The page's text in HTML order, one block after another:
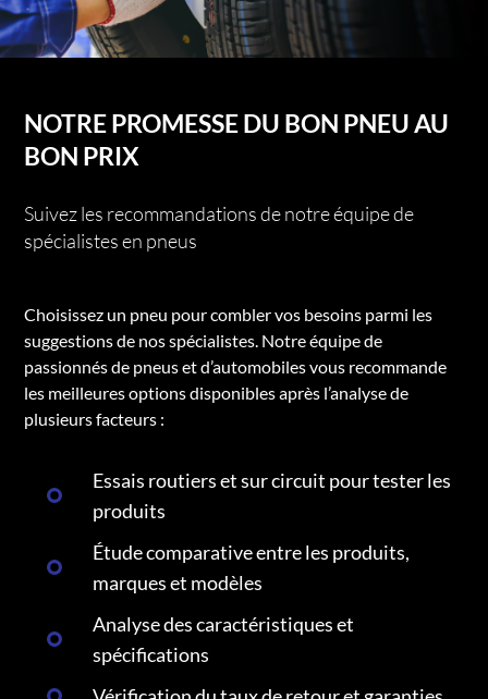
NOTRE PROMESSE DU BON PNEU AU
BON PRIX
Suivez les recommandations de notre équipe de
spécialistes en pneus
Choisissez un pneu pour combler vos besoins parmi les
suggestions de nos spécialistes. Notre équipe de
passionnés de pneus et d’automobiles vous recommande
les meilleures options disponibles après l’analyse de
plusieurs facteurs :
Essais routiers et sur circuit pour tester les
produits
Étude comparative entre les produits,
marques et modèles
Analyse des caractéristiques et
spécifications